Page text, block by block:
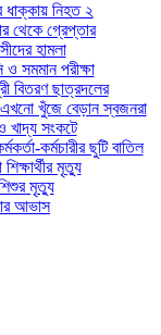
ধাক্কায় নিহত ২
থেকে গ্রেপ্তার
হামলা
সমমান পরীক্ষা
বিতরণ ছাত্রদলের
এখনো খুঁজে বেড়ান স্বজনরা
ও খাদ্য সংকটে
কর্মচারীর ছুটি বাতিল
মৃত্যু
মৃত্যু
আভাস